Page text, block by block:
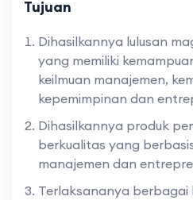
Tujuan
Dihasilkannya lulusan
yang memiliki
keilmuan manajemen,
kepemimpinan dan
Dihasilkannya produk
berkualitas yang
manajemen dan
Terlaksananya